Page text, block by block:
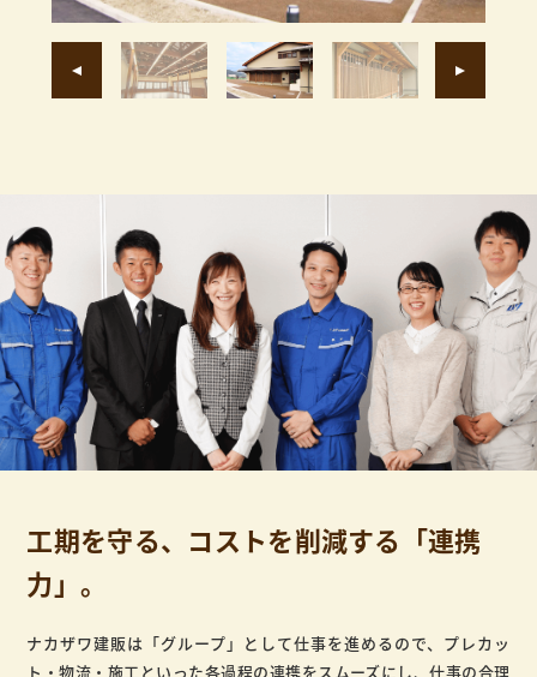
工期を守る、コストを削減する「連携
力」。
ナカザワ建販は「グループ」として仕事を進めるので、プレカッ
ト・物流・施工といった各過程の連携をスムーズにし、仕事の合理